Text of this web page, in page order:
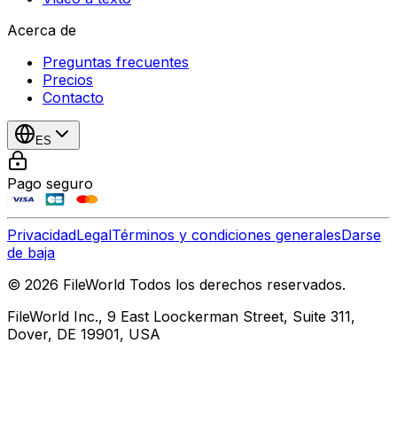
Acerca de
Preguntas frecuentes
Precios
Contacto
ES
Pago seguro
PrivacidadLegalTérminos y condiciones generalesDarse
de baja
© 2026 FileWorld Todos los derechos reservados.
FileWorld Inc., 9 East Loockerman Street, Suite 311,
Dover, DE 19901, USA